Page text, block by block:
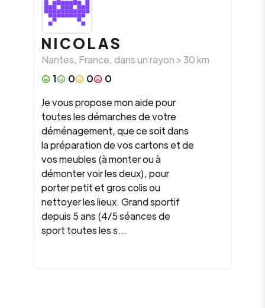
N I C O L A S
Nantes, France, dans un rayon >30km
1
0 0
0
Je vous propose mon aide pour
toutes les démarches de votre
déménagement, que ce soit dans
la préparation de vos cartons et de
vos meubles (à monter ou à
démonter voir les deux), pour
porter petit et gros colis ou
nettoyer les lieux. Grand sportif
depuis 5 ans (4/5 séances de
sport toutes les s...